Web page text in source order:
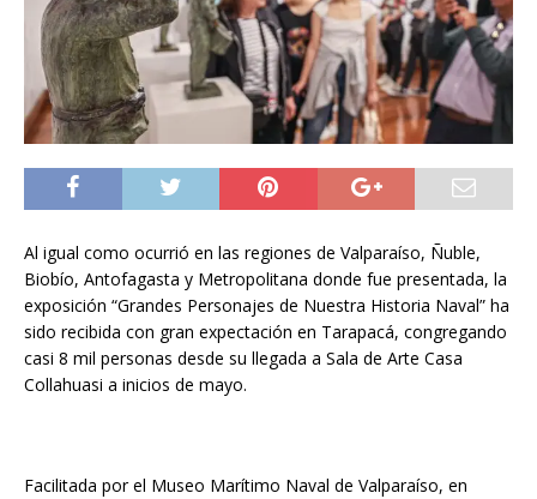
Al igual como ocurrió en las regiones de Valparaíso, Ñuble,
Biobío, Antofagasta y Metropolitana donde fue presentada, la
exposición “Grandes Personajes de Nuestra Historia Naval” ha
sido recibida con gran expectación en Tarapacá, congregando
casi 8 mil personas desde su llegada a Sala de Arte Casa
Collahuasi a inicios de mayo.
Facilitada por el Museo Marítimo Naval de Valparaíso, en